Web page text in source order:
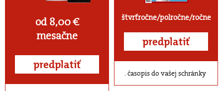
od 8,00 €
mesačne
predplatiť
štvrťročne/polročne/ročne
predplatiť
časopis do vašej schránky